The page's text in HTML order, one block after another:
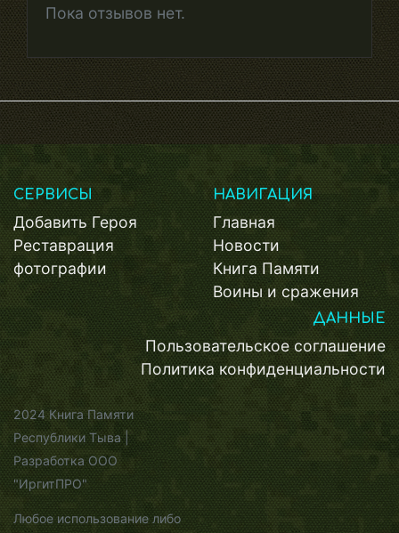
Пока отзывов нет.
СЕРВИСЫ
Добавить Героя
Реставрация
фотографии
НАВИГАЦИЯ
Главная
Новости
Книга Памяти
Воины и сражения
ДАННЫЕ
Пользовательское соглашение
Политика конфиденциальности
2024 Книга Памяти
Республики Тыва |
Разработка ООО
"ИргитПРО"
Любое использование либо